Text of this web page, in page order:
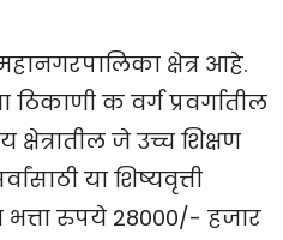
क्षेत्र आहे.
क वर्ग प्रवर्गातील
जे उच्च शिक्षण
या शिष्यवृत्ती
रुपये 28000/- हजार